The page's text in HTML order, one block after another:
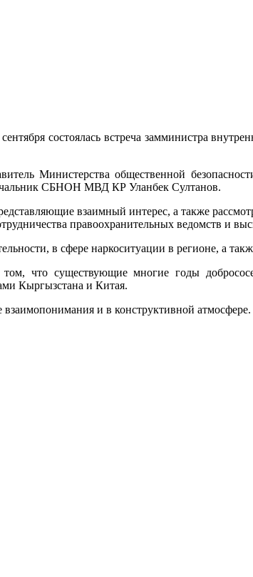
состоялась встреча замминистра
Министерства общественной
СБНОН МВД КР Уланбек Султанов.
взаимный интерес, а также
правоохранительных ведомств и
в сфере наркоситуации в регионе, а
что существующие многие годы
Кыргызстана и Китая.
и в конструктивной атмосфере.